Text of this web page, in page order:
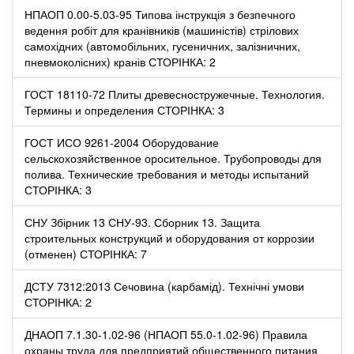
НПАОП 0.00-5.03-95 Типова інструкція з безпечного
ведення робіт для кранівників (машиністів) стрілових
самохідних (автомобільних, гусеничних, залізничних,
пневмоколісних) кранів СТОРІНКА: 2
ГОСТ 18110-72 Плиты древесностружечные. Технология.
Термины и определения СТОРІНКА: 3
ГОСТ ИСО 9261-2004 Оборудование
сельскохозяйственное оросительное. Трубопроводы для
полива. Технические требования и методы испытаний
СТОРІНКА: 3
СНУ Збірник 13 СНУ-93. Сборник 13. Защита
строительных конструкций и оборудования от коррозии
(отменен) СТОРІНКА: 7
ДСТУ 7312:2013 Сечовина (карбамід). Технічні умови
СТОРІНКА: 2
ДНАОП 7.1.30-1.02-96 (НПАОП 55.0-1.02-96) Правила
охраны труда для предприятий общественного питания